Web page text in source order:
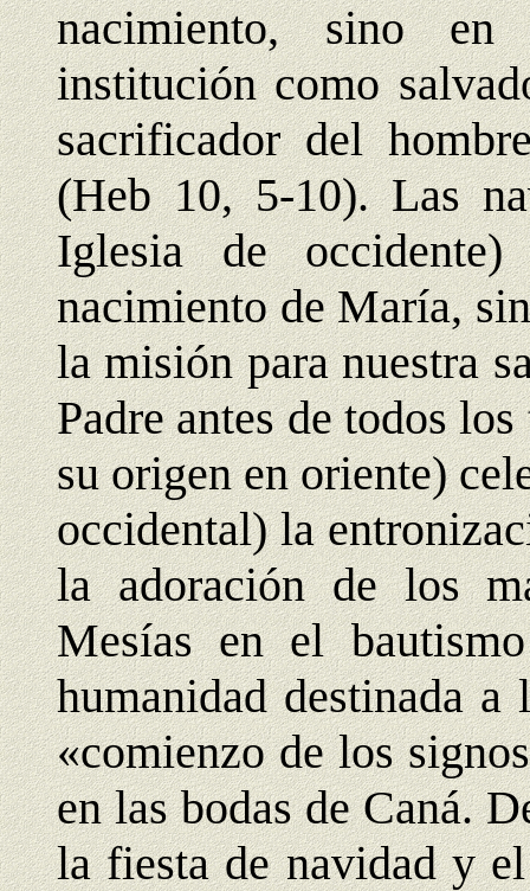
nacimiento, sino
institución como
sacrificador del
(Heb 10, 5-10). Las
Iglesia de
nacimiento de María,
la misión para nuestra
Padre antes de todos
su origen en oriente)
occidental) la
la adoración de los
Mesías en el
humanidad destinada
«comienzo de los
en las bodas de Caná.
la fiesta de navidad y